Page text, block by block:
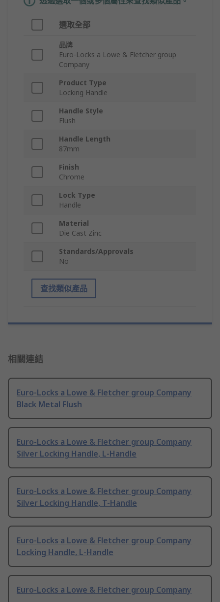
選取全部
品牌
Euro-Locks a Lowe & Fletcher group
Company
Product Type
Locking Handle
Handle Style
Flush
Handle Length
87mm
Finish
Chrome
Lock Type
Handle
Material
Die Cast Zinc
Standards/Approvals
No
查找類似產品
相關連結
Euro-Locks a Lowe & Fletcher group Company
Black Metal Flush
Euro-Locks a Lowe & Fletcher group Company
Silver Locking Handle, L-Handle
Euro-Locks a Lowe & Fletcher group Company
Silver Locking Handle, T-Handle
Euro-Locks a Lowe & Fletcher group Company
Locking Handle, L-Handle
Euro-Locks a Lowe & Fletcher group Company